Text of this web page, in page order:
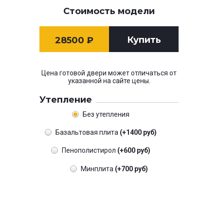
Стоимость модели
28500 ₽ Купить
Цена готовой двери может отличаться от
указанной на сайте цены.
Утепление
Без утепления
Базальтовая плита (+1400 руб)
Пенополистирол (+600 руб)
Минплита (+700 руб)